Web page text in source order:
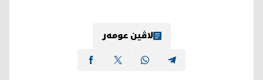
لاڤین عومەر